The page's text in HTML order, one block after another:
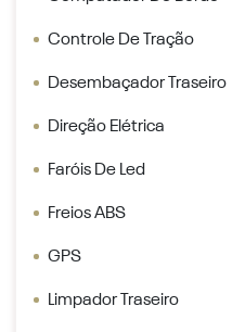
Controle De Tração
Desembaçador Traseiro
Direção Elétrica
Faróis De Led
Freios ABS
GPS
Limpador Traseiro